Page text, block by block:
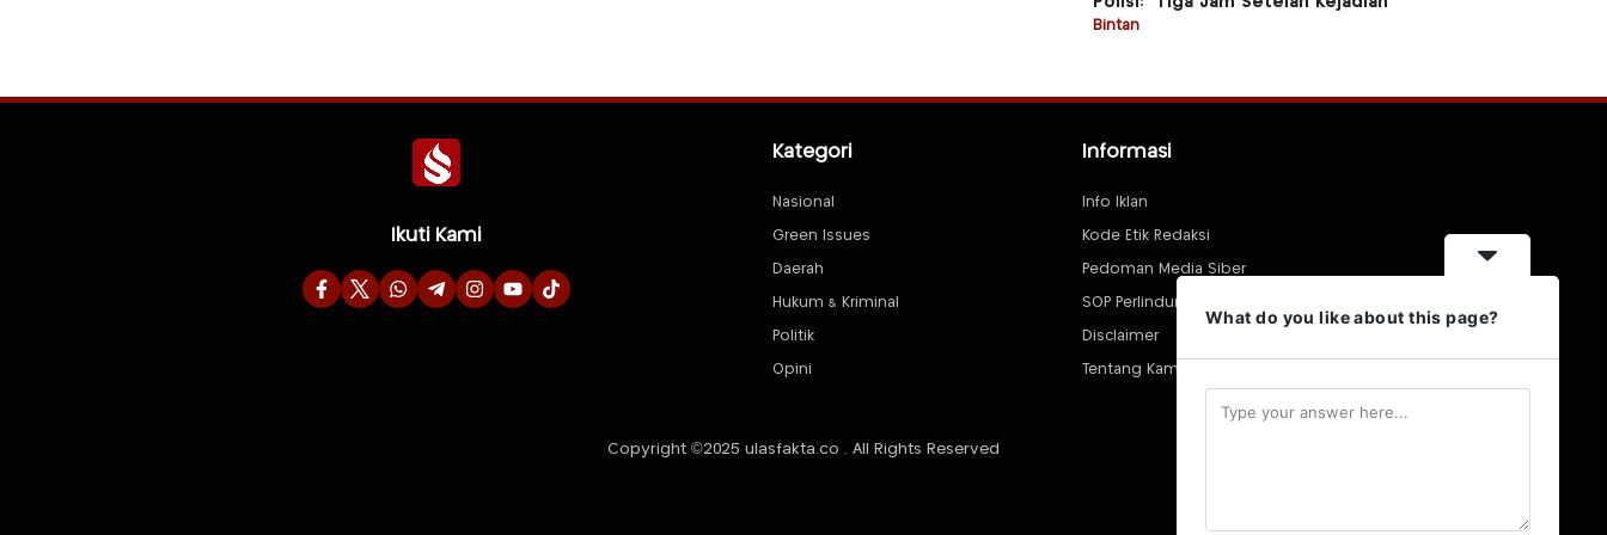
Bintan
Ikuti Kami
Kategori
Nasional
Green Issues
Daerah
Hukum & Kriminal
Politik
Opini
Informasi
Info Iklan
Kode Etik Redaksi
Pedoman Media Siber
SOP Perlindungan Wartawan
Disclaimer
Tentang Kami
Copyright ©2025 ulasfakta.co . All Rights Reserved
What do you like about this page?